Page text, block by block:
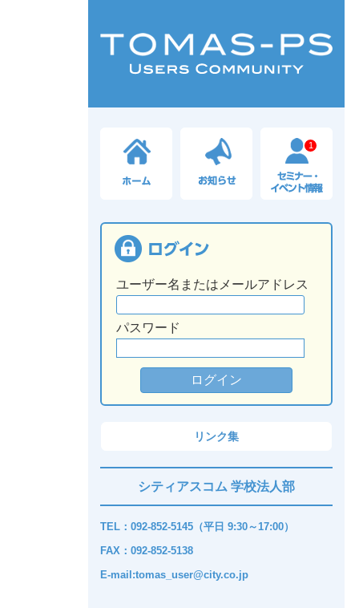
1
ユーザー名またはメールアドレス
パスワード
リンク集
シティアスコム 学校法人部
TEL：092-852-5145（平日 9:30～17:00）
FAX：092-852-5138
E-mail:tomas_user@city.co.jp